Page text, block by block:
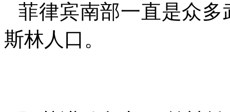
菲律宾南部一直是众
斯林人口。